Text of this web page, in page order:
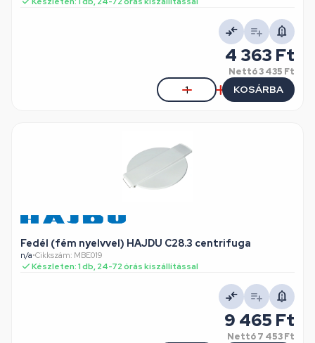
4 363 Ft
Nettó3 435 Ft
KOSÁRBA
Fedél (fém nyelvvel) HAJDU C28.3 centrifuga
n/a•Cikkszám: MBE019
Készleten: 1 db, 24-72 órás kiszállítással
9 465 Ft
Nettó7 453 Ft